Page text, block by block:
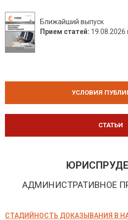
Ближайший выпуск
Прием статей: 19.08.2026
УСЛОВИЯ
СТАТЬИ
АДМИНИСТРАТИВНОЕ
СТАДИЙНОСТЬ ДОКАЗЫВАНИЯ В